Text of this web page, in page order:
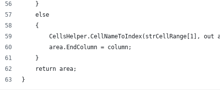
    }
    else
    {
CellsHelper.CellNameToIndex(strCellRange[1], out
        area.EndColumn = column;
    }
    return area;
}